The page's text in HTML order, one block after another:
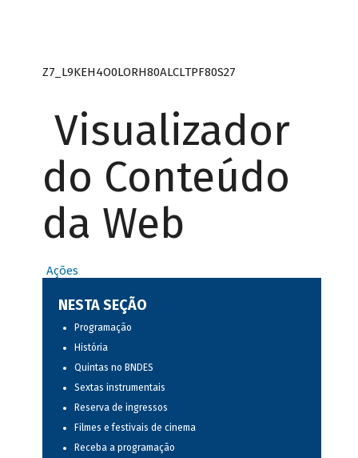
Z7_L9KEH4O0LORH80ALCLTPF80S27
Visualizador
do Conteúdo
da Web
Ações
NESTA SEÇÃO
Programação
História
Quintas no BNDES
Sextas instrumentais
Reserva de ingressos
Filmes e festivais de cinema
Receba a programação